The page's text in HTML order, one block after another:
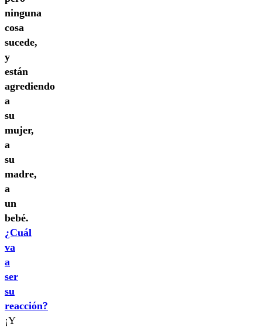
ninguna
cosa
sucede,
y
están
agrediendo
a
su
mujer,
a
su
madre,
a
un
bebé.
¿Cuál
va
a
ser
su
reacción?
¡Y